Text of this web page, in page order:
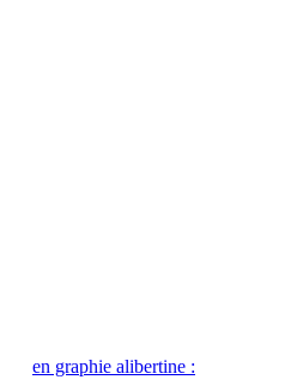
en graphie alibertine :